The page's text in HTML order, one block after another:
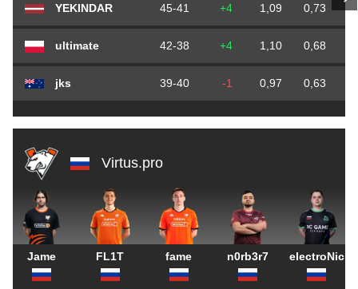
YEKINDAR 45-41 +4 1,09 0,73
ultimate 42-38 +4 1,10 0,68
jks 39-40 -1 0,97 0,63
Virtus.pro
Jame FL1T fame n0rb3r7 electroNic